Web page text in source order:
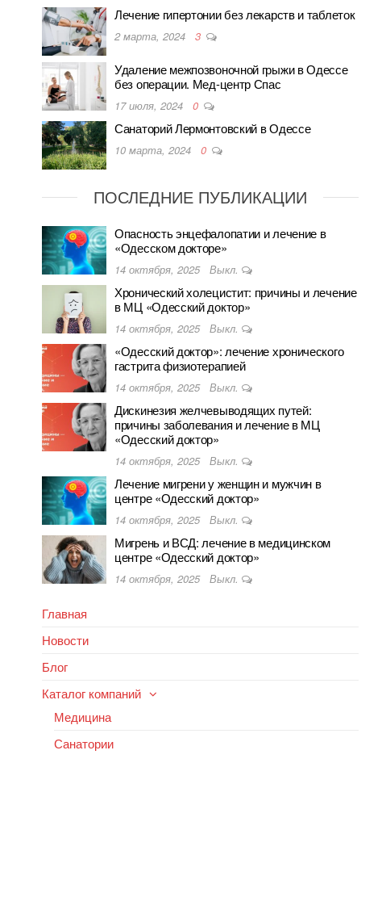
Лечение гипертонии без лекарств и таблеток
2 марта, 2024 3
Удаление межпозвоночной грыжи в Одессе
без операции. Мед-центр Спас
17 июля, 2024 0
Санаторий Лермонтовский в Одессе
10 марта, 2024 0
ПОСЛЕДНИЕ ПУБЛИКАЦИИ
Опасность энцефалопатии и лечение в
«Одесском докторе»
14 октября, 2025 Выкл.
Хронический холецистит: причины и лечение
в МЦ «Одесский доктор»
14 октября, 2025 Выкл.
«Одесский доктор»: лечение хронического
гастрита физиотерапией
14 октября, 2025 Выкл.
Дискинезия желчевыводящих путей:
причины заболевания и лечение в МЦ
«Одесский доктор»
14 октября, 2025 Выкл.
Лечение мигрени у женщин и мужчин в
центре «Одесский доктор»
14 октября, 2025 Выкл.
Мигрень и ВСД: лечение в медицинском
центре «Одесский доктор»
14 октября, 2025 Выкл.
Главная
Новости
Блог
Каталог компаний
Медицина
Санатории